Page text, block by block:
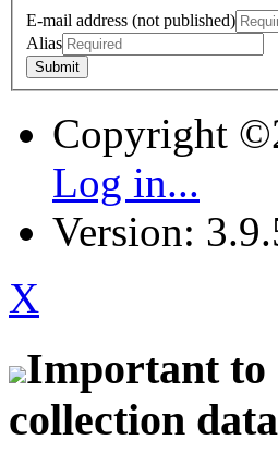
E-mail address (not published)
Alias
Copyright
Log in...
Version:
X
Important to
collection